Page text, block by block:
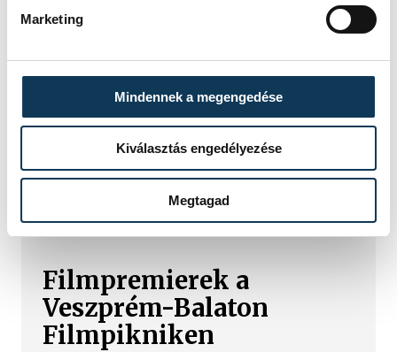
Marketing
Mindennek a megengedése
Kiválasztás engedélyezése
Megtagad
TOVÁBBI CIKKEK
Filmpremierek a
Veszprém-Balaton
Filmpikniken